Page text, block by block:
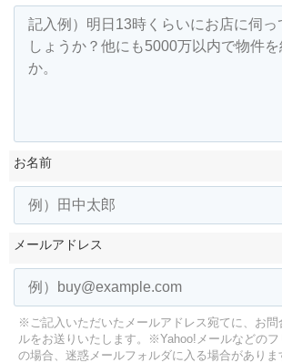
お名前
メールアドレス
※ご記入いただいたメールアドレス宛てに、お問
ルをお送りいたします。
※Yahoo!メールなどの
の場合、迷惑メールフォルダに入る場合がありま